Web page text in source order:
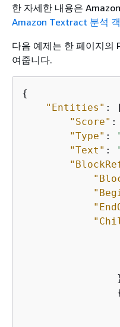
한 자세한 내용은
Amazon Textract 분석
다음 예제는 한 페이지의
여줍니다.
{
"Entities" :
"Score" :
"Type" :
"Text" :